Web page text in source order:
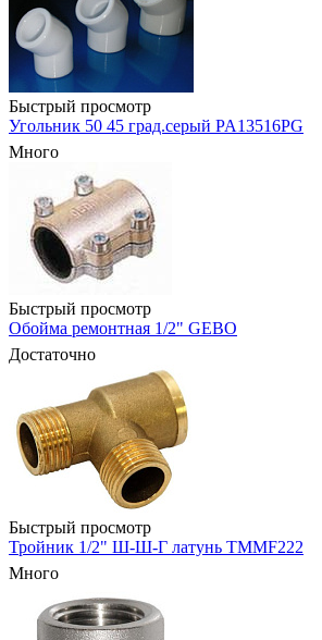
Быстрый просмотр
Угольник 50 45 град.серый PA13516PG
Много
Быстрый просмотр
Обойма ремонтная 1/2" GEBO
Достаточно
Быстрый просмотр
Тройник 1/2" Ш-Ш-Г латунь TMMF222
Много